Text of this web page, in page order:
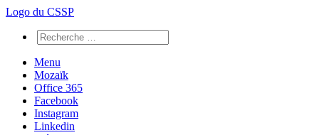
Logo du CSSP
Menu
Mozaïk
Office 365
Facebook
Instagram
Linkedin